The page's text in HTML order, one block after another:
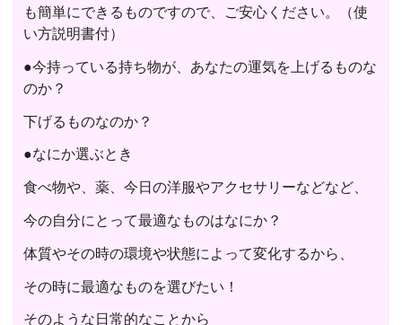
も簡単にできるものですので、ご安心ください。（使
い方説明書付）
●今持っている持ち物が、あなたの運気を上げるものな
のか？
下げるものなのか？
●なにか選ぶとき
食べ物や、薬、今日の洋服やアクセサリーなどなど、
今の自分にとって最適なものはなにか？
体質やその時の環境や状態によって変化するから、
その時に最適なものを選びたい！
そのような日常的なことから